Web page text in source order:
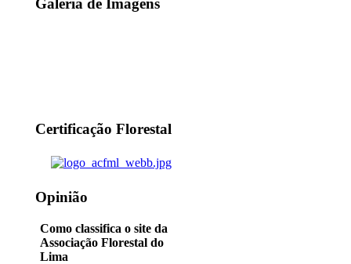
Galeria de Imagens
Certificação Florestal
Opinião
Como classifica o site da
Associação Florestal do
Lima